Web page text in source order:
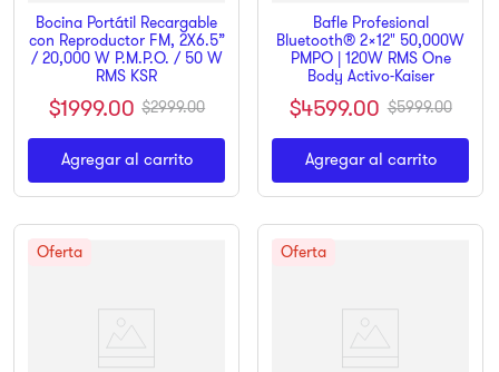
Bocina Portátil Recargable
con Reproductor FM, 2X6.5”
/ 20,000 W P.M.P.O. / 50 W
RMS KSR
$1999.00 $2999.00
Agregar al carrito
Bafle Profesional
Bluetooth® 2x12" 50,000W
PMPO | 120W RMS One
Body Activo-Kaiser
$4599.00 $5999.00
Agregar al carrito